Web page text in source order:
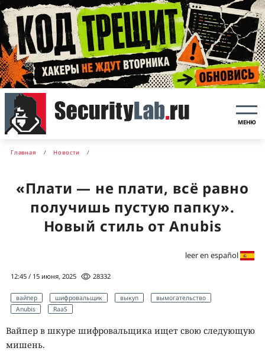
МЕНЮ
Главная Новости
«Плати — не плати, всё равно
получишь пустую папку».
Новый стиль от Anubis
leer en español
12:45 / 15 июня, 2025 28332
вайпер шифровальщик выкуп
вымогательство
Anubis
RaaS
Вайпер в шкуре шифровальщика ищет свою следующую
мишень.